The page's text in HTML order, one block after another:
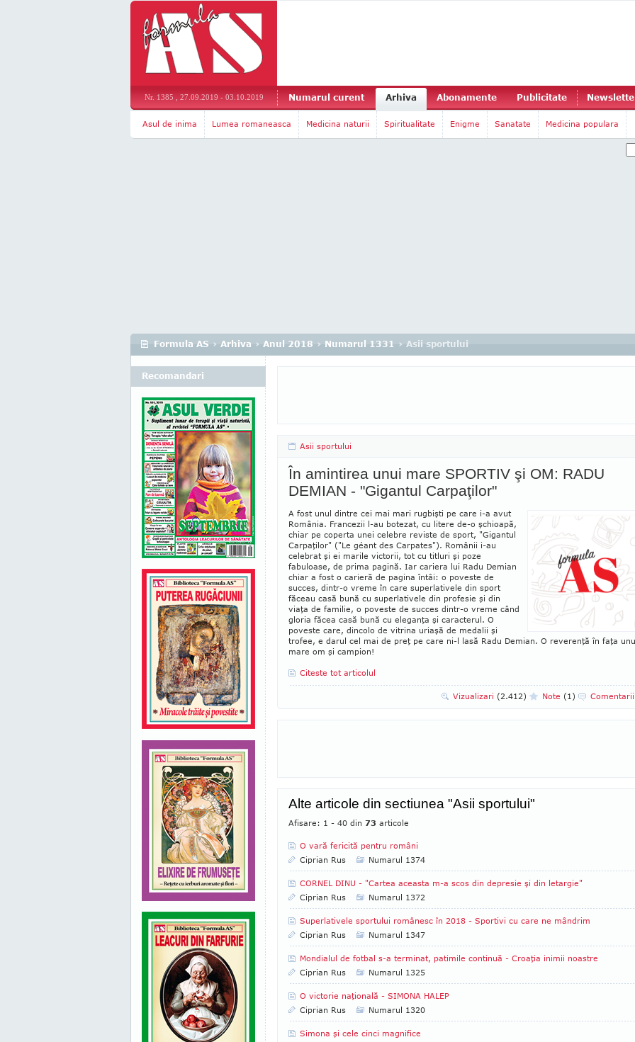
Nr. 1385 , 27.09.2019 - 03.10.2019 Numarul curent Arhiva Abonamente Publicitate
Asul de inima Lumea romaneasca Medicina naturii Spiritualitate Enigme Sanatate Medicina populara
Formula AS › Arhiva › Anul 2018 › Numarul 1331 › Asii sportului
Asii sportului
În amintirea unui mare SPORTIV şi OM: RADU
DEMIAN - "Gigantul Carpaţilor"
A fost unul dintre cei mai mari rugbişti pe care i-a avut
România. Francezii l-au botezat, cu litere de-o şchioapă,
chiar pe coperta unei cele­bre reviste de sport, "Gigan­tul
Carpaţilor" ("Le géant des Carpates"). Românii i-au
celebrat şi ei marile victorii, tot cu titluri şi poze
fabuloase, de prima pagină. Iar cariera lui Radu Demian
chiar a fost o carieră de pagina întâi: o poveste de
succes, dintr-o vreme în care superlativele din sport
făceau casă bună cu superlativele din profesie şi din
viaţa de familie, o poveste de succes dintr-o vreme când
gloria făcea casă bună cu eleganţa şi caracterul. O
poveste care, dincolo de vitrina uriaşă de medalii şi
trofee, e darul cel mai de preţ pe care ni-l lasă Radu Demian. O reverenţă în faţa
mare om şi campion!
Citeste tot articolul
Vizualizari (2.412) Note (1) Comentarii
Alte articole din sectiunea "Asii sportului"
Afisare: 1 - 40 din 73 articole
O vară fericită pentru români
Ciprian Rus
Numarul 1374
CORNEL DINU - "Cartea aceasta m-a scos din depresie şi din letargie"
Ciprian Rus
Numarul 1372
Superlativele sportului românesc în 2018 - Sportivi cu care ne mândrim
Ciprian Rus
Numarul 1347
Mondialul de fotbal s-a terminat, patimile continuă - Croaţia inimii noastre
Ciprian Rus
Numarul 1325
O victorie naţională - SIMONA HALEP
Ciprian Rus
Numarul 1320
Simona şi cele cinci magnifice
Recomandari